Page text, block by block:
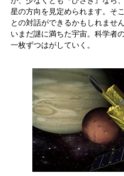
星の方向を見定められます。そ
との対話ができるかもしれません
いまだ謎に満ちた宇宙。科学者
一枚ずつはがしていく。